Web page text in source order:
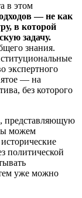
в этом
— не как
в которой
задачу.
знания.
экспертного
— на
без которого
представляющую
можем
политической
уже можно